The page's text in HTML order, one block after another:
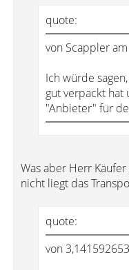
quote:
von Scappler
Ich würde
gut verpackt hat
"Anbieter" für
Was aber Herr
nicht liegt das
quote:
von